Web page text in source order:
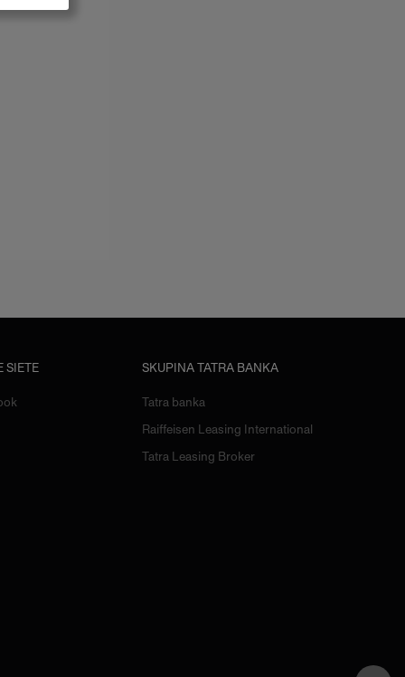
SIETE SKUPINA TATRA BANKA
Tatra banka
Raiffeisen Leasing International
Tatra Leasing Broker